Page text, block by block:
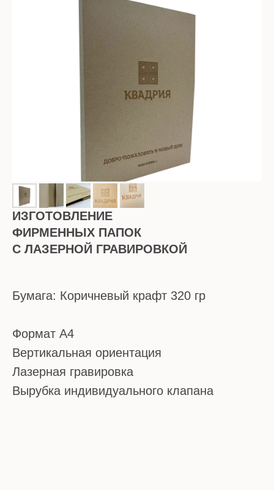
ИЗГОТОВЛЕНИЕ
ФИРМЕННЫХ ПАПОК
С ЛАЗЕРНОЙ ГРАВИРОВКОЙ
Бумага: Коричневый крафт 320 гр
Формат А4
Вертикальная ориентация
Лазерная гравировка
Вырубка индивидуального клапана